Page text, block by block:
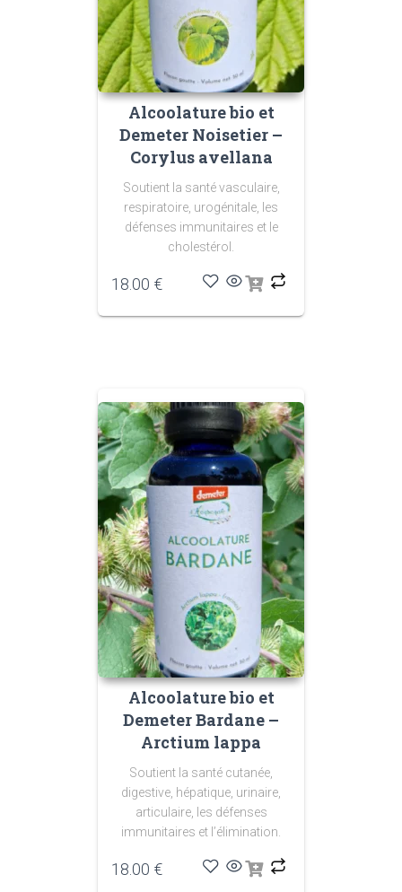
Alcoolature bio et
Demeter Noisetier –
Corylus avellana
Soutient la santé vasculaire,
respiratoire, urogénitale, les
défenses immunitaires et le
cholestérol.
18.00 €
Alcoolature bio et
Demeter Bardane –
Arctium lappa
Soutient la santé cutanée,
digestive, hépatique, urinaire,
articulaire, les défenses
immunitaires et l’élimination.
18.00 €